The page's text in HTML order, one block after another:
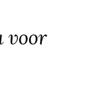
voor